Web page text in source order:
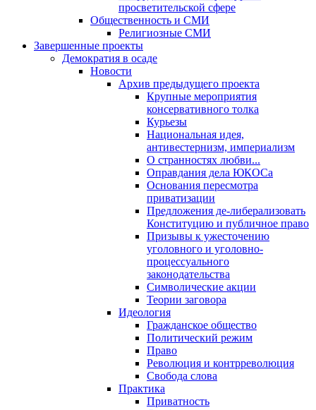
просветительской сфере
Общественность и СМИ
Религиозные СМИ
Завершенные проекты
Демократия в осаде
Новости
Архив предыдущего проекта
Крупные мероприятия
консервативного толка
Курьезы
Национальная идея,
антивестернизм, империализм
О странностях любви...
Оправдания дела ЮКОСа
Основания пересмотра
приватизации
Предложения де-либерализовать
Конституцию и публичное право
Призывы к ужесточению
уголовного и уголовно-
процессуального
законодательства
Символические акции
Теории заговора
Идеология
Гражданское общество
Политический режим
Право
Революция и контрреволюция
Свобода слова
Практика
Приватность